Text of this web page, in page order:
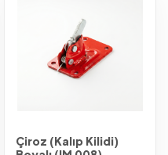
Çiroz (Kalıp Kilidi)